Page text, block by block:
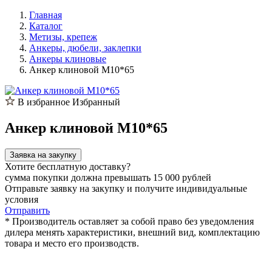
Главная
Каталог
Метизы, крепеж
Анкеры, дюбели, заклепки
Анкеры клиновые
Анкер клиновой M10*65
В избранное Избранный
Анкер клиновой M10*65
Заявка на закупку
Хотите бесплатную доставку?
сумма покупки должна превышать 15 000 рублей
Отправьте заявку на закупку и получите индивидуальные
условия
Отправить
* Производитель оставляет за собой право без уведомления
дилера менять характеристики, внешний вид, комплектацию
товара и место его производств.